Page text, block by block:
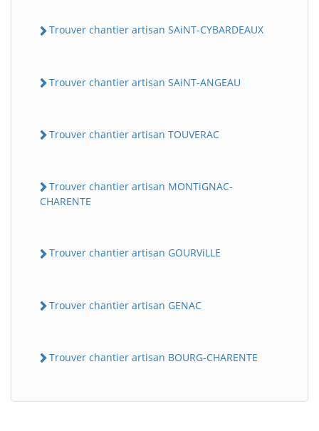
Trouver chantier artisan SAiNT-CYBARDEAUX
Trouver chantier artisan SAiNT-ANGEAU
Trouver chantier artisan TOUVERAC
Trouver chantier artisan MONTiGNAC-
CHARENTE
Trouver chantier artisan GOURViLLE
Trouver chantier artisan GENAC
Trouver chantier artisan BOURG-CHARENTE